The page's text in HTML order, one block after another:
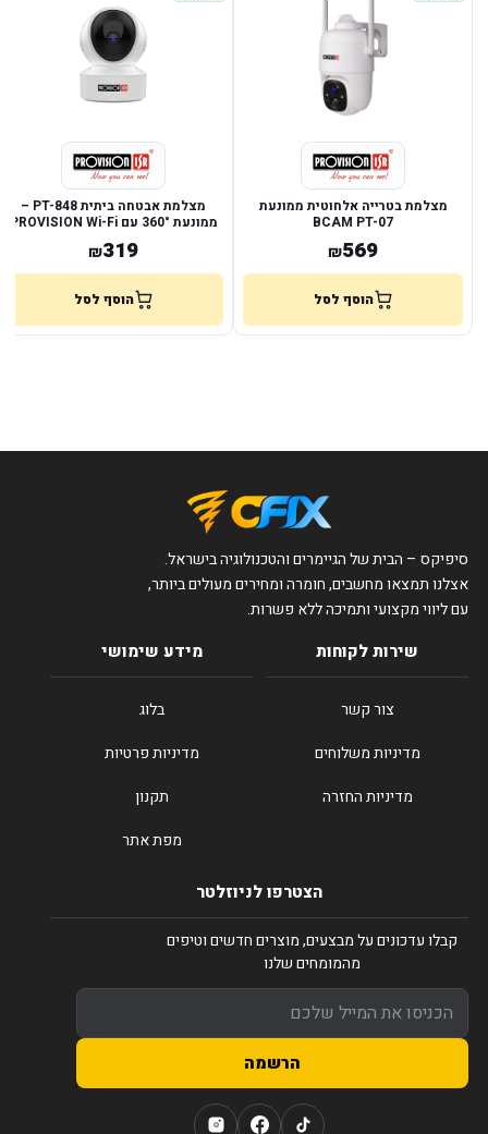
מצלמת בטרייה אלחוטית ממונעת
BCAM PT-07
₪569
הוסף לסל
מצלמת אבטחה ביתית PT-848 –
ממונעת 360° עם PROVISION Wi-Fi
₪319
הוסף לסל
סיפיקס – הבית של הגיימרים והטכנולוגיה בישראל.
אצלנו תמצאו מחשבים, חומרה ומחירים מעולים ביותר,
עם ליווי מקצועי ותמיכה ללא פשרות.
שירות לקוחות
צור קשר
מדיניות משלוחים
מדיניות החזרה
מידע שימושי
בלוג
מדיניות פרטיות
תקנון
מפת אתר
הצטרפו לניוזלטר
קבלו עדכונים על מבצעים, מוצרים חדשים וטיפים
מהמומחים שלנו
הרשמה